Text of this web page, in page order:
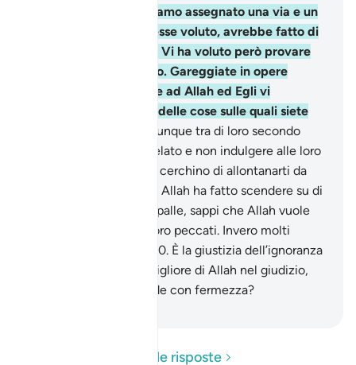
Leggi le domande e le risposte
Ad ognuno di voi abbiamo assegnato una via e un
percorso. Se Allah avesse voluto, avrebbe fatto di
voi una sola comunità. Vi ha voluto però provare
con quel che vi ha dato. Gareggiate in opere
buone: tutti ritornerete ad Allah ed Egli vi
informerà a proposito delle cose sulle quali siete
Giudica dunque tra di loro secondo
quello che Allah ha rivelato e non indulgere alle loro
passioni. Bada che non cerchino di allontanarti da
una parte di quello che Allah ha fatto scendere su di
te. Se poi ti volgon le spalle, sappi che Allah vuole
colpirli per alcuni dei loro peccati. Invero molti
50. È la giustizia dell’ignoranza
che cercano ? Chi è migliore di Allah nel giudizio,
per un popolo che crede con fermezza?